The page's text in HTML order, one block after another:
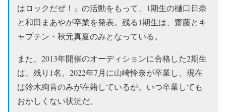
はロックだぜ！』の活動をもって、1期生の樋口日奈
と和田まあやが卒業を発表。残る1期生は、齋藤とキ
ャプテン・秋元真夏のみとなっている。
また、2013年開催のオーディションに合格した2期生
は、残り1名。2022年7月に山崎怜奈が卒業し、現在
は鈴木絢音のみが在籍しているが、いつ卒業しても
おかしくない状況だ。